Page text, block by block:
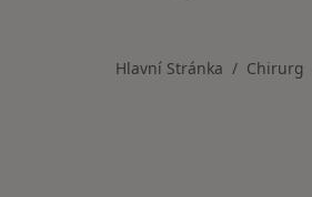
Hlavní Stránka Chirurg